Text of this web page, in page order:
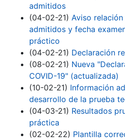
Show/Hide
admitidos
(04-02-21) Aviso
admitidos y fecha
práctico
(04-02-21) Declaración
(08-02-21) Nueva
COVID-19" (actualizada)
(10-02-21) Información
desarrollo de la prueba
(04-03-21) Resultados
práctica
(02-02-22) Plantilla